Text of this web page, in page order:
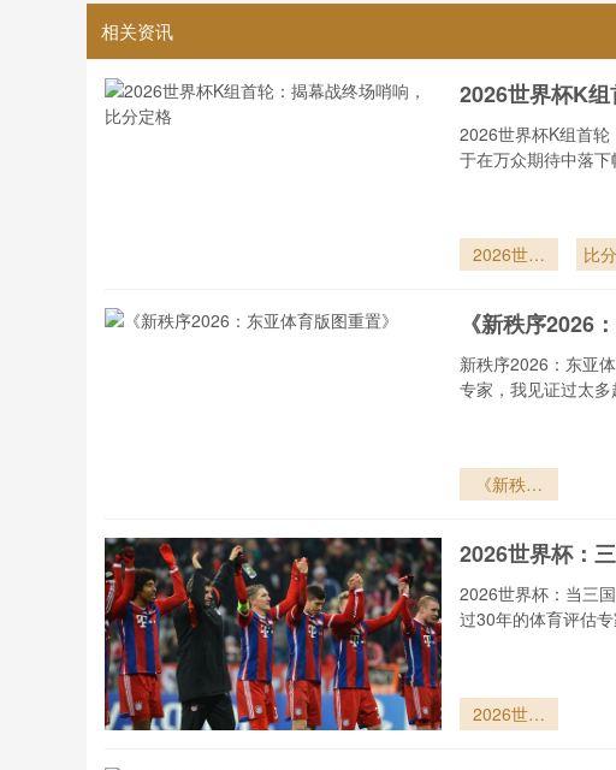
相关资讯
2026世界杯K
2026世界杯K组首
于在万众期待中落下
2026世界
终场哨响
比
《新秩序2026
新秩序2026：东亚
专家，我见证过太多
《新秩序
重置》
2026世界杯：
2026世界杯：当三
过30年的体育评估
2026世界